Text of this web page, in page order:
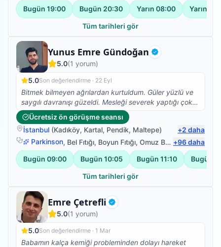
tedavi almaya başladık ancak verilen tedavi yeterli
gelmedi bu yüzden evden de desteklemeye karar
verdik. Bu süreçte bir tanıdığımızın vasıtasıyla Berkay
uzun uzun anlattı. Önümüzdeki 6 ayın çok önemli
olduğunu ve bu süreçte tüm yapabileceklerimizi
yapmamız konusunda bizi uyardı. Kendisinin de
destekleriyle annem 3 ay sonra destekli de olsa adım
atmaya başladı. Şimdiler de çok daha iyi. Kendi
ihtiyaçlarını kendisi görebiliyor.
Bugün 19:00 Bugün 20:30 Yarın 08:00 Yarın
Tüm tarihleri gör
Yunus Emre Gündoğan Doğrulanmış
Fizyoterapist
5.0(1 yorum)
5.0Son değerlendirme · 22 Eyl
Bitmek bilmeyen ağrılardan kurtuldum. Güler yüzlü ve
saygılı davranışı güzeldi. Mesleği severek yaptığı çok
belli
Ücretsiz ön görüşme seansı
İstanbul (Kadıköy, Kartal, Pendik, Maltepe) +2 daha
Parkinson, Bel Fıtığı, Boyun Fıtığı, Omuz Bağ Yaralanması +96daha
Bugün 09:00 Bugün 10:05 Bugün 11:10 Bugün
Tüm tarihleri gör
Emre Çetrefli Doğrulanmış
Fizyoterapist
5.0(1 yorum)
5.0Son değerlendirme · 1 Mar
Babamın kalça kemiği probleminden dolayı hareket